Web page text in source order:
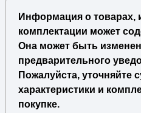
Информация о товарах,
комплектации может
Она может быть
предварительного
Пожалуйста, уточняйте
характеристики и
покупке.